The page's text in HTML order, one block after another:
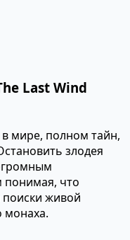
Last Wind
мире, полном тайн,
злодея
понимая, что
поиски живой
монаха.